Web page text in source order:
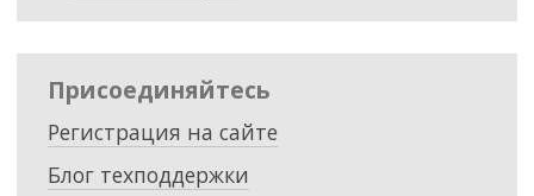
Присоединяйтесь
Регистрация на сайте
Блог техподдержки